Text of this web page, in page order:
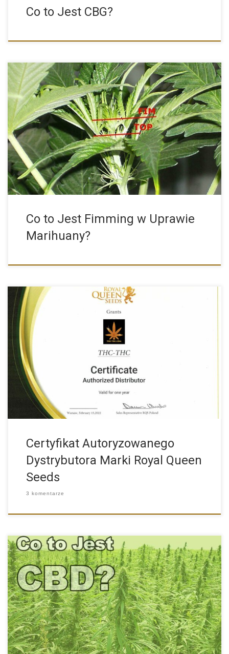
Co to Jest CBG?
W uprawie roślin najważniejszy jest grunt oraz odpowiednia
pielęgnacja. Na […]
Co to Jest Fimming w Uprawie
Marihuany?
THC-THC.COM to Autoryzowany Dystrybutor Marki Royal Queen
Seeds Miło nam […]
Certyfikat Autoryzowanego
Dystrybutora Marki Royal Queen
Seeds
3 komentarze
Prozdrowotne Działanie CBD CBD, czyli inaczej kannabidiol to
substancja pozyskiwana […]